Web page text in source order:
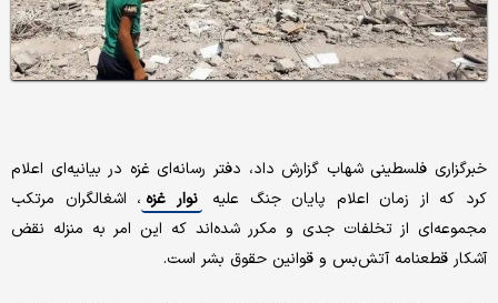
خبرگزاری فلسطینی شهاب گزارش داد، دفتر رسانه‌ای غزه در بیانیه‌ای اعلام
کرد که از زمان اعلام پایان جنگ علیه
نوار غزه ، اشغالگران مرتکب
مجموعه‌ای از تخلفات جدی و مکرر شده‌اند که این امر به منزله نقض
آشکار قطعنامه آتش‌بس و قوانین حقوق بشر است.